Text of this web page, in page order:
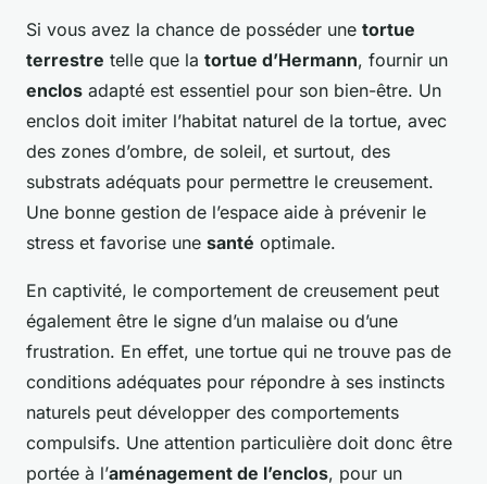
Si vous avez la chance de posséder une tortue
terrestre telle que la tortue d’Hermann, fournir un
enclos adapté est essentiel pour son bien-être. Un
enclos doit imiter l’habitat naturel de la tortue, avec
des zones d’ombre, de soleil, et surtout, des
substrats adéquats pour permettre le creusement.
Une bonne gestion de l’espace aide à prévenir le
stress et favorise une santé optimale.
En captivité, le comportement de creusement peut
également être le signe d’un malaise ou d’une
frustration. En effet, une tortue qui ne trouve pas de
conditions adéquates pour répondre à ses instincts
naturels peut développer des comportements
compulsifs. Une attention particulière doit donc être
portée à l’aménagement de l’enclos, pour un